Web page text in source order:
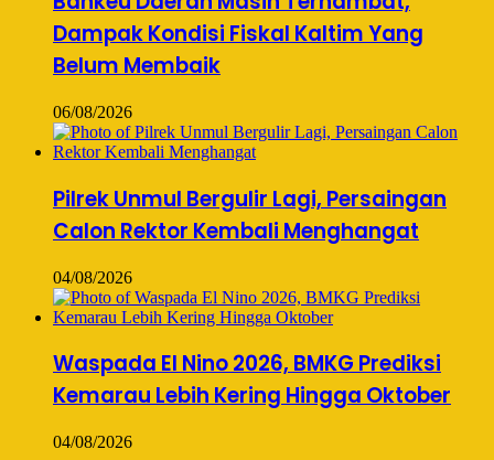
Dampak Kondisi Fiskal Kaltim Yang
Belum Membaik
06/08/2026
Pilrek Unmul Bergulir Lagi, Persaingan
Calon Rektor Kembali Menghangat
04/08/2026
Waspada El Nino 2026, BMKG Prediksi
Kemarau Lebih Kering Hingga Oktober
04/08/2026